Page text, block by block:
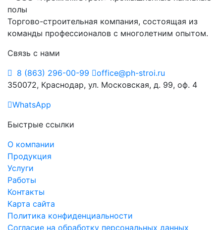
Торгово-строительная компания, состоящая из
команды профессионалов с многолетним опытом.
Связь с нами
8 (863) 296-00-99
office@ph-stroi.ru
350072, Краснодар, ул. Московская, д. 99, оф. 4
WhatsApp
Быстрые ссылки
О компании
Продукция
Услуги
Работы
Контакты
Карта сайта
Политика конфиденциальности
Согласие на обработку персональных данных